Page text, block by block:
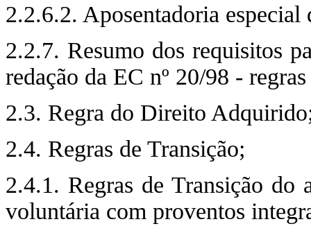
2.2.6.2. Aposentadoria
2.2.7. Resumo dos requisitos
redação da EC nº 20/98 -
2.3. Regra do Direito
2.4. Regras de Transição;
2.4.1. Regras de Transição do
voluntária com proventos